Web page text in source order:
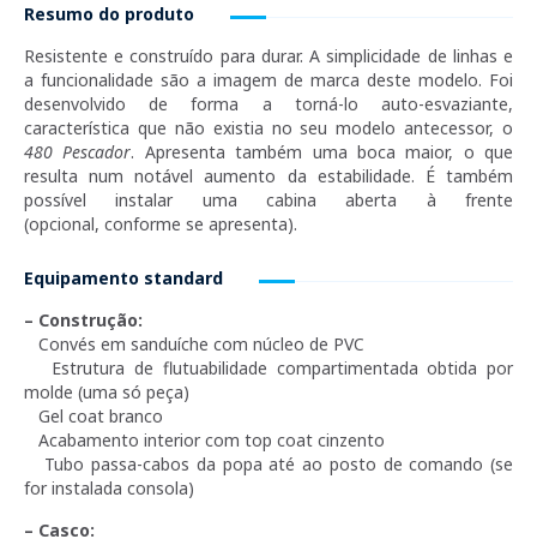
Resumo do produto
Resistente e construído para durar. A simplicidade de linhas e
a funcionalidade são a imagem de marca deste modelo. Foi
desenvolvido de forma a torná-lo auto-esvaziante,
característica que não existia no seu modelo antecessor, o
480 Pescador. Apresenta também uma boca maior, o que
resulta num notável aumento da estabilidade. É também
possível instalar uma cabina aberta à frente
(opcional, conforme se apresenta).
Equipamento standard
– Construção:
Convés em sanduíche com núcleo de PVC
Estrutura de flutuabilidade compartimentada obtida por
molde (uma só peça)
Gel coat branco
Acabamento interior com top coat cinzento
Tubo passa-cabos da popa até ao posto de comando (se
for instalada consola)
– Casco: